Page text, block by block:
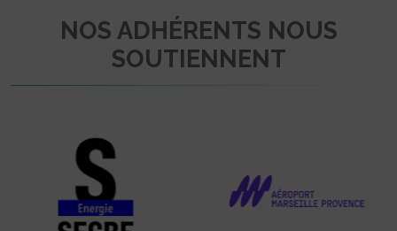
NOS ADHÉRENTS NOUS
SOUTIENNENT